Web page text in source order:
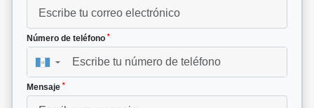
Número de teléfono *
▼
Mensaje *